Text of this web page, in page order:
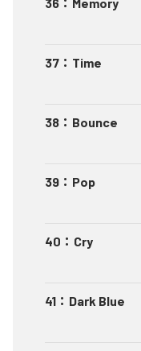
37 ： Time
38 ： Bounce
39 ： Pop
40 ： Cry
41 ： Dark Blue